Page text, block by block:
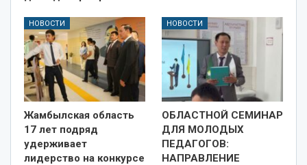
НОВОСТИ
Жамбылская область
17 лет подряд
удерживает
лидерство на конкурсе
НОВОСТИ
ОБЛАСТНОЙ СЕМИНАР
ДЛЯ МОЛОДЫХ
ПЕДАГОГОВ:
НАПРАВЛЕНИЕ